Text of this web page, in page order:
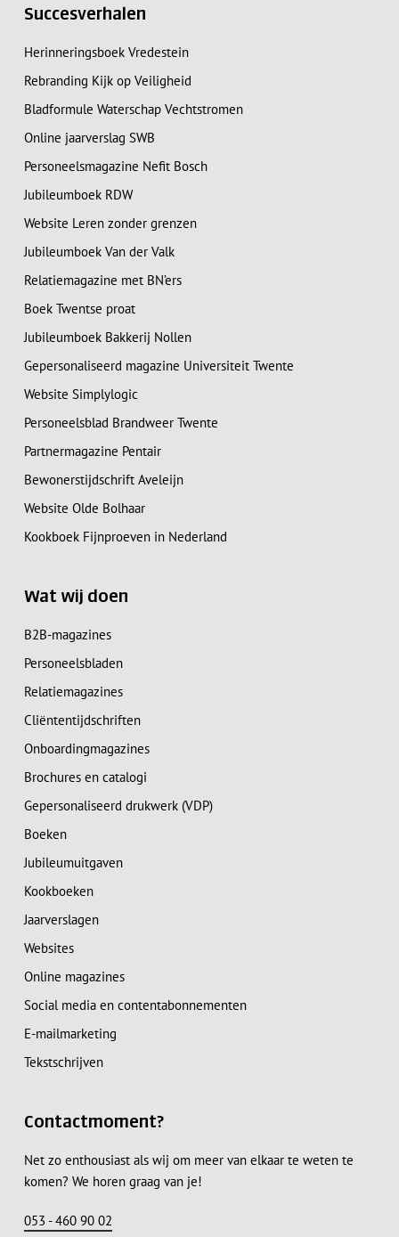
Succesverhalen
Herinneringsboek Vredestein
Rebranding Kijk op Veiligheid
Bladformule Waterschap Vechtstromen
Online jaarverslag SWB
Personeelsmagazine Nefit Bosch
Jubileumboek RDW
Website Leren zonder grenzen
Jubileumboek Van der Valk
Relatiemagazine met BN’ers
Boek Twentse proat
Jubileumboek Bakkerij Nollen
Gepersonaliseerd magazine Universiteit Twente
Website Simplylogic
Personeelsblad Brandweer Twente
Partnermagazine Pentair
Bewonerstijdschrift Aveleijn
Website Olde Bolhaar
Kookboek Fijnproeven in Nederland
Wat wij doen
B2B-magazines
Personeelsbladen
Relatiemagazines
Cliëntentijdschriften
Onboardingmagazines
Brochures en catalogi
Gepersonaliseerd drukwerk (VDP)
Boeken
Jubileumuitgaven
Kookboeken
Jaarverslagen
Websites
Online magazines
Social media en contentabonnementen
E-mailmarketing
Tekstschrijven
Contactmoment?
Net zo enthousiast als wij om meer van elkaar te weten te
komen? We horen graag van je!
053 - 460 90 02